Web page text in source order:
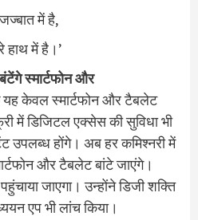
में है,
हाथ में है।’
स्मार्टफोन और
यह केवल स्मार्टफोन और टैबलेट
में डिजिटल एक्सेस की सुविधा भी
उपलब्ध होंगे। अब हर कमिश्नरी में
और टैबलेट बांटे जाएंगे।
जाएगा। उन्होंने डिजी शक्ति
एप भी लांच किया।